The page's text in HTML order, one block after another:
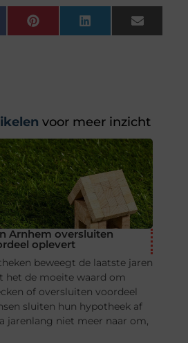
PinterestLinkedInEmail
voor meer inzicht
Arnhem oversluiten
oplevert
beweegt de laatste jaren
het de moeite waard om
of oversluiten voordeel
sluiten hun hypotheek af
jarenlang niet meer naar om,